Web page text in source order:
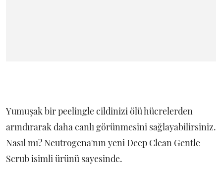
Yumuşak bir peelingle cildinizi ölü hücrelerden
arındırarak daha canlı görünmesini sağlayabilirsiniz.
Nasıl mı? Neutrogena'nın yeni Deep Clean Gentle
Scrub isimli ürünü sayesinde.